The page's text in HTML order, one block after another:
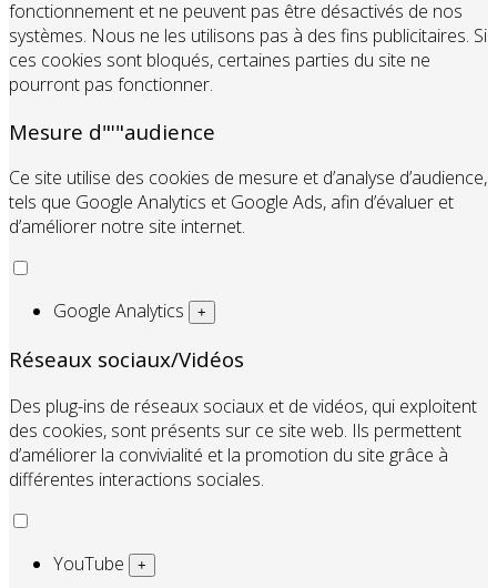
fonctionnement et ne peuvent pas être désactivés de nos
systèmes. Nous ne les utilisons pas à des fins publicitaires. Si
ces cookies sont bloqués, certaines parties du site ne
pourront pas fonctionner.
Mesure d"'"audience
Ce site utilise des cookies de mesure et d’analyse d’audience,
tels que Google Analytics et Google Ads, afin d’évaluer et
d’améliorer notre site internet.
Google Analytics +
Réseaux sociaux/Vidéos
Des plug-ins de réseaux sociaux et de vidéos, qui exploitent
des cookies, sont présents sur ce site web. Ils permettent
d’améliorer la convivialité et la promotion du site grâce à
différentes interactions sociales.
YouTube +